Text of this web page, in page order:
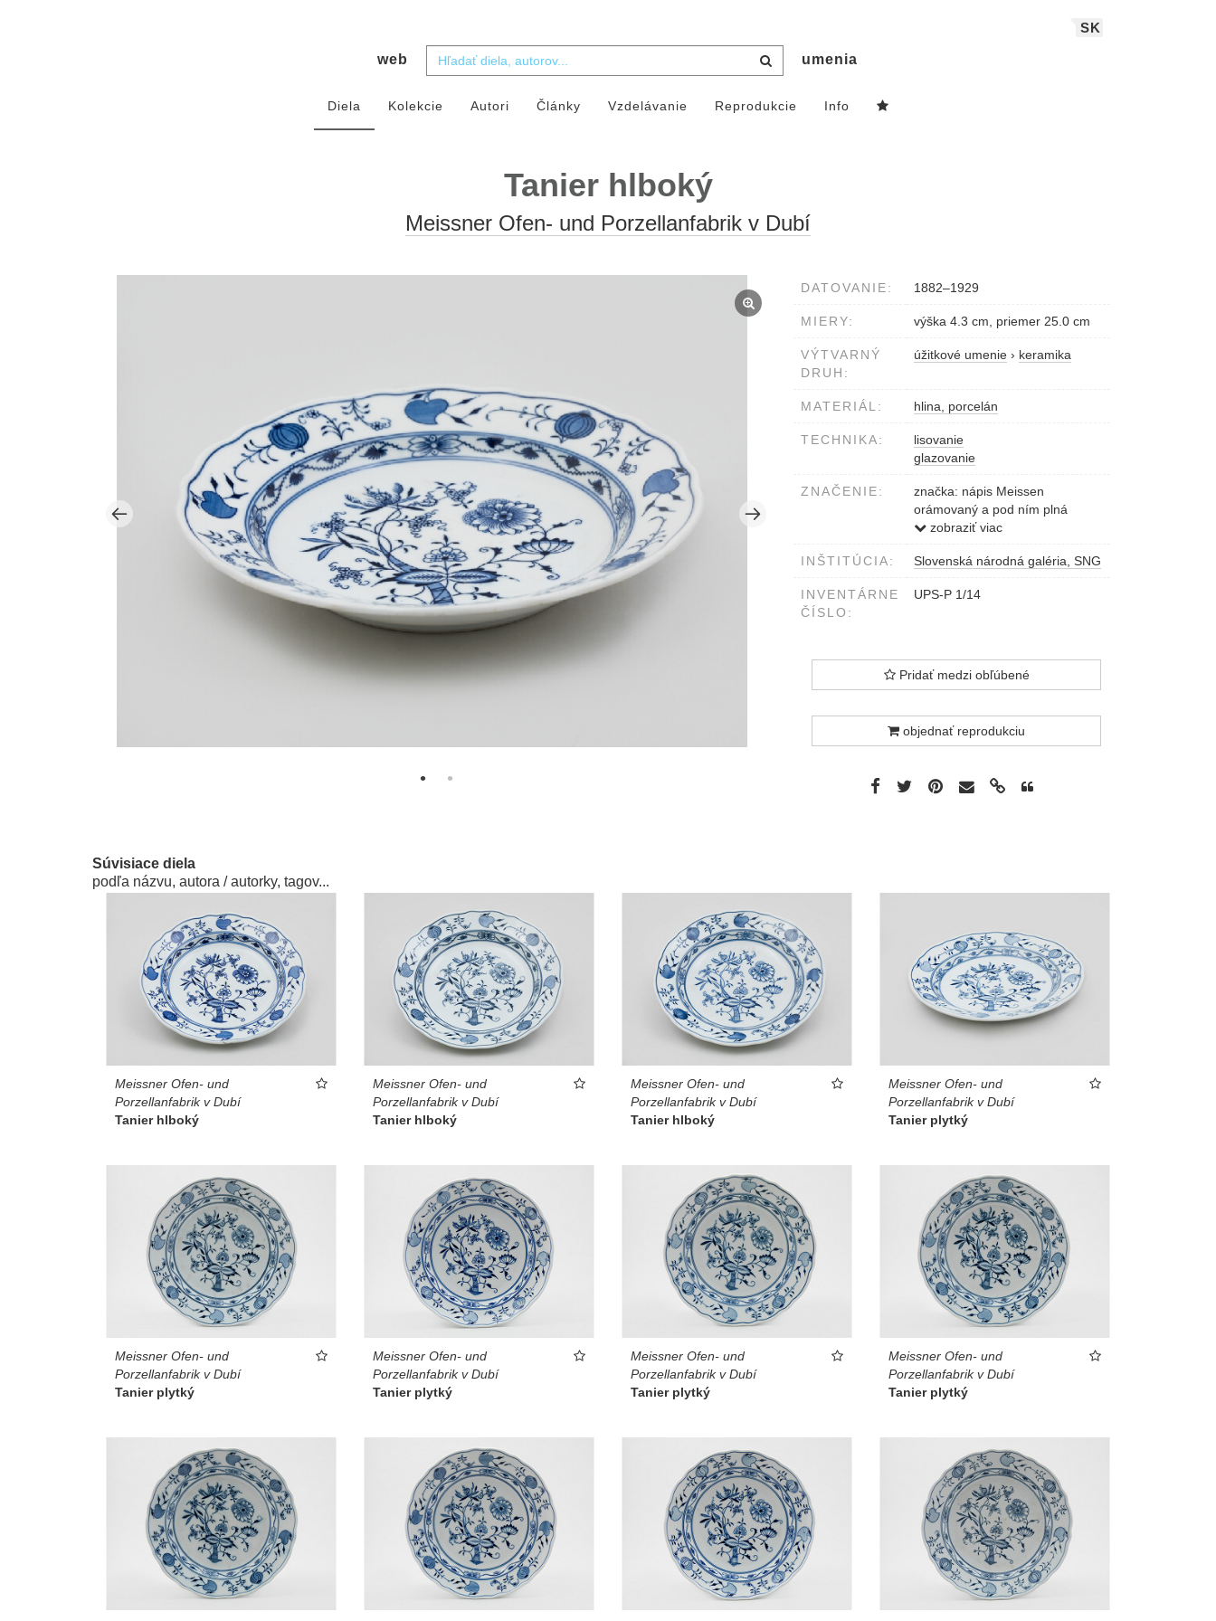
SK
web umenia
Diela Kolekcie Autori Články Vzdelávanie Reprodukcie Info
Tanier hlboký
Meissner Ofen- und Porzellanfabrik v Dubí
DATOVANIE: 1882–1929
MIERY: výška 4.3 cm, priemer 25.0 cm
VÝTVARNÝ
DRUH:
úžitkové umenie › keramika
MATERIÁL: hlina, porcelán
TECHNIKA:
lisovanie
glazovanie
ZNAČENIE:
značka: nápis Meissen
orámovaný a pod ním plná
hviezdička
zobraziť viac
INŠTITÚCIA: Slovenská národná galéria, SNG
INVENTÁRNE
ČÍSLO:
UPS-P 1/14
Pridať medzi obľúbené
objednať reprodukciu
Súvisiace diela
podľa názvu, autora / autorky, tagov...
Meissner Ofen- und
Porzellanfabrik v Dubí
Tanier hlboký
Meissner Ofen- und
Porzellanfabrik v Dubí
Tanier hlboký
Meissner Ofen- und
Porzellanfabrik v Dubí
Tanier hlboký
Meissner Ofen- und
Porzellanfabrik v Dubí
Tanier plytký
Meissner Ofen- und
Porzellanfabrik v Dubí
Tanier plytký
Meissner Ofen- und
Porzellanfabrik v Dubí
Tanier plytký
Meissner Ofen- und
Porzellanfabrik v Dubí
Tanier plytký
Meissner Ofen- und
Porzellanfabrik v Dubí
Tanier plytký